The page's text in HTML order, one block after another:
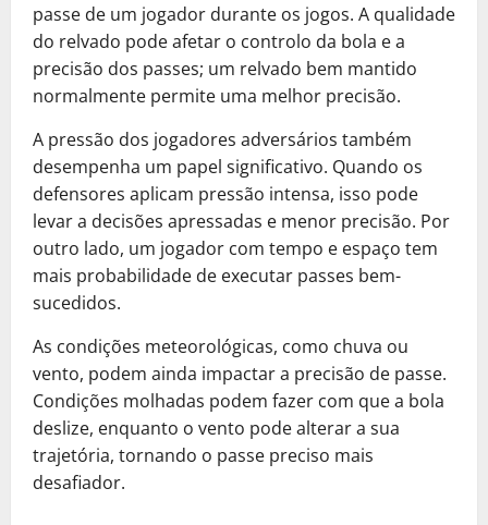
passe de um jogador durante os jogos. A qualidade
do relvado pode afetar o controlo da bola e a
precisão dos passes; um relvado bem mantido
normalmente permite uma melhor precisão.
A pressão dos jogadores adversários também
desempenha um papel significativo. Quando os
defensores aplicam pressão intensa, isso pode
levar a decisões apressadas e menor precisão. Por
outro lado, um jogador com tempo e espaço tem
mais probabilidade de executar passes bem-
sucedidos.
As condições meteorológicas, como chuva ou
vento, podem ainda impactar a precisão de passe.
Condições molhadas podem fazer com que a bola
deslize, enquanto o vento pode alterar a sua
trajetória, tornando o passe preciso mais
desafiador.